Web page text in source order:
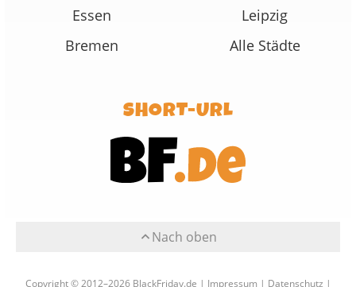
Essen
Leipzig
Bremen
Alle Städte
SHORT-URL
Nach oben
Copyright © 2012–2026 BlackFriday.de | Impressum | Datenschutz |